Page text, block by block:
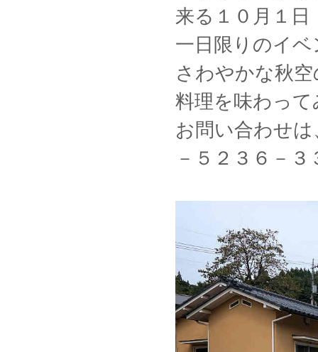
来る１０月１日
一日限りのイ
さわやかな秋
料理を味わっ
お問い合わせ
－５２３６－